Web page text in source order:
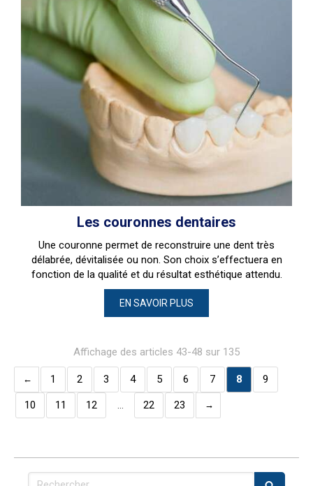
Les couronnes dentaires
Une couronne permet de reconstruire une dent très
délabrée, dévitalisée ou non. Son choix s’effectuera en
fonction de la qualité et du résultat esthétique attendu.
EN SAVOIR PLUS
Affichage des articles 43-48 sur 135
1 2 3 4 5 6 7 8 9
10 11 12 … 22 23
Rechercher